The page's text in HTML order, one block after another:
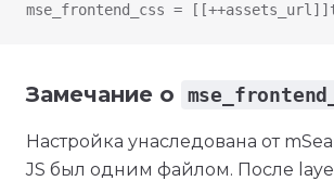
mse_frontend_css =
Замечание о
Настройка унаследована от
JS был одним файлом. После